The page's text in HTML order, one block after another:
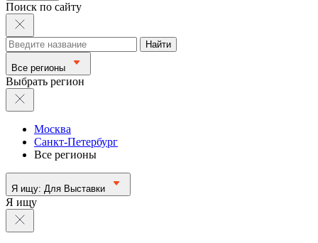
Поиск по сайту
Найти
Все регионы
Выбрать регион
Москва
Санкт-Петербург
Все регионы
Я ищу: Для Выставки
Я ищу